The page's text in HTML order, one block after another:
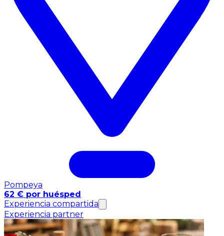
Pompeya
62 € por huésped
Experiencia compartida
Experiencia partner